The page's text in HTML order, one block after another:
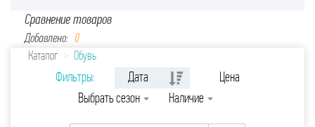
Сравнение товаров
Добавлено: 0
Каталог
Обувь
Фильтры: Дата
Цена
Выбрать сезон
Наличие